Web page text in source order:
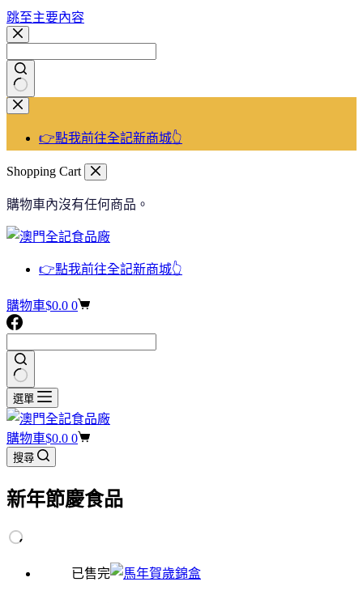
跳至主要內容
👉點我前往全記新商城👆
Shopping Cart
購物車內沒有任何商品。
👉點我前往全記新商城👆
購物車$0.0 0
選單
購物車$0.0 0
搜尋
新年節慶食品
已售完